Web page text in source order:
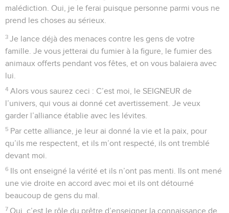
malédiction. Oui, je le ferai puisque personne parmi vous ne
prend les choses au sérieux.
3 Je lance déjà des menaces contre les gens de votre
famille. Je vous jetterai du fumier à la figure, le fumier des
animaux offerts pendant vos fêtes, et on vous balaiera avec
lui.
4 Alors vous saurez ceci : C’est moi, le SEIGNEUR de
l’univers, qui vous ai donné cet avertissement. Je veux
garder l’alliance établie avec les lévites.
5 Par cette alliance, je leur ai donné la vie et la paix, pour
qu’ils me respectent, et ils m’ont respecté, ils ont tremblé
devant moi.
6 Ils ont enseigné la vérité et ils n’ont pas menti. Ils ont mené
une vie droite en accord avec moi et ils ont détourné
beaucoup de gens du mal.
7 Oui, c’est le rôle du prêtre d’enseigner la connaissance de